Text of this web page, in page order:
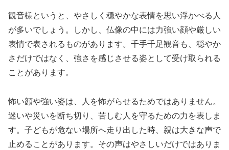
観音様というと、やさしく穏やかな表情を思い浮かべる人
が多いでしょう。しかし、仏像の中には力強い顔や厳しい
表情で表されるものがあります。千手千足観音も、穏やか
さだけではなく、強さを感じさせる姿として受け取られる
ことがあります。
怖い顔や強い姿は、人を怖がらせるためではありません。
迷いや災いを断ち切り、苦しむ人を守るための力を表しま
す。子どもが危ない場所へ走り出した時、親は大きな声で
止めることがあります。その声はやさしいだけではありま